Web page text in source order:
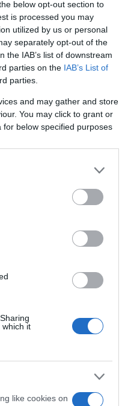
below opt-out section to
is processed you may
utilized by us or personal
separately opt-out of the
IAB’s list of downstream
parties on the IAB’s List of
parties.
and may gather and store
You may click to grant or
below specified purposes
which it
like cookies on